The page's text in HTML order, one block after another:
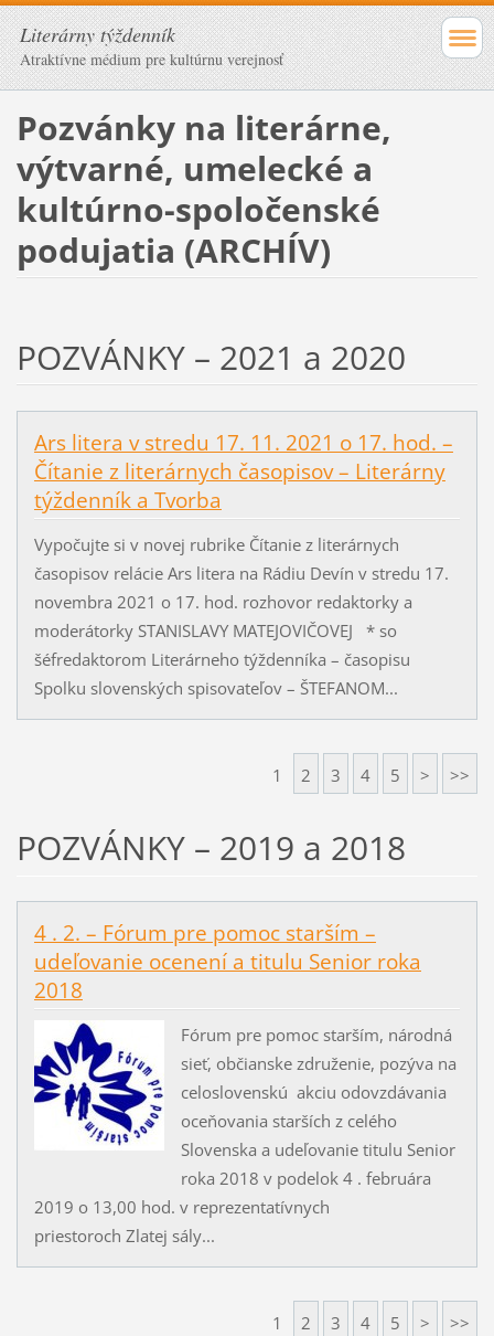
Literárny týždenník
Atraktívne médium pre kultúrnu verejnosť
Pozvánky na literárne,
výtvarné, umelecké a
kultúrno-spoločenské
podujatia (ARCHÍV)
POZVÁNKY – 2021 a 2020
Ars litera v stredu 17. 11. 2021 o 17. hod. –
Čítanie z literárnych časopisov – Literárny
týždenník a Tvorba
Vypočujte si v novej rubrike Čítanie z literárnych
časopisov relácie Ars litera na Rádiu Devín v stredu 17.
novembra 2021 o 17. hod. rozhovor redaktorky a
moderátorky STANISLAVY MATEJOVIČOVEJ * so
šéfredaktorom Literárneho týždenníka – časopisu
Spolku slovenských spisovateľov – ŠTEFANOM...
1 2 3 4 5 > >>
POZVÁNKY – 2019 a 2018
4 . 2. – Fórum pre pomoc starším –
udeľovanie ocenení a titulu Senior roka
2018
Fórum pre pomoc starším, národná
sieť, občianske združenie, pozýva na
celoslovenskú akciu odovzdávania
oceňovania starších z celého
Slovenska a udeľovanie titulu Senior
roka 2018 v podelok 4 . februára
2019 o 13,00 hod. v reprezentatívnych
priestoroch Zlatej sály...
1 2 3 4 5 > >>